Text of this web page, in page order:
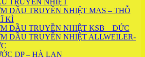
TRUYỀN NHIỆT
DẦU TRUYỀN NHIỆT MAS – THỖ
KÌ
DẦU TRUYỀN NHIỆT KSB – ĐỨC
DẦU TRUYỀN NHIỆT ALLWEILER-
DP – HÀ LAN